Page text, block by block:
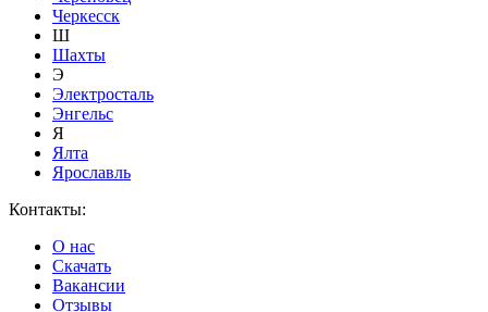
Черкесск
Ш
Шахты
Э
Электросталь
Энгельс
Я
Ялта
Ярославль
Контакты:
О нас
Скачать
Вакансии
Отзывы